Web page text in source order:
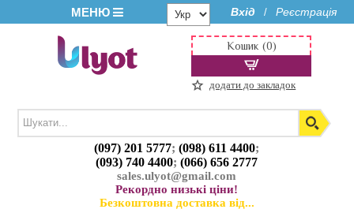
МЕНЮ Вхід / Реєстрація
(097) 201 5777;(098) 611 4400;
(093) 740 4400;(066) 656 2777
sales.ulyot@gmail.com
Рекордно низькі ціни!
Безкоштовна доставка від...
Кошик (0)
додати до закладок